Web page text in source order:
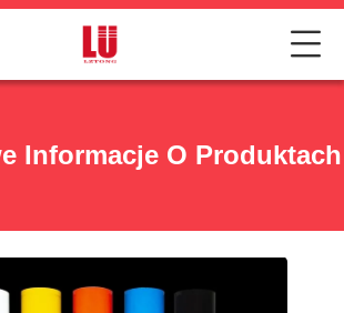
Informacje O Produktach